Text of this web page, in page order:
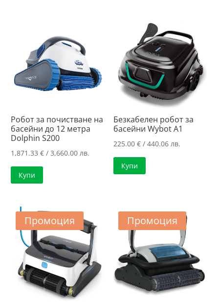
Робот за почистване на
басейни до 12 метра
Dolphin S200
1,871.33€ / 3,660.00 лв.
Купи
Безкабелен робот за
басейни Wybot A1
225.00€ / 440.06 лв.
Купи
Промоция Промоция